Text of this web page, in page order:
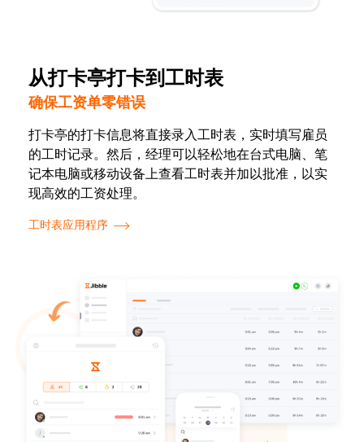
从打卡亭打卡到工时表
确保工资单零错误
打卡亭的打卡信息将直接录入工时表，实时填写雇员
的工时记录。然后，经理可以轻松地在台式电脑、笔
记本电脑或移动设备上查看工时表并加以批准，以实
现高效的工资处理。
工时表应用程序